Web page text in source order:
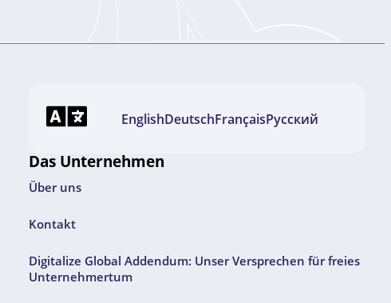
EnglishDeutschFrançaisРусский
Das Unternehmen
Über uns
Kontakt
Digitalize Global Addendum: Unser Versprechen für freies
Unternehmertum